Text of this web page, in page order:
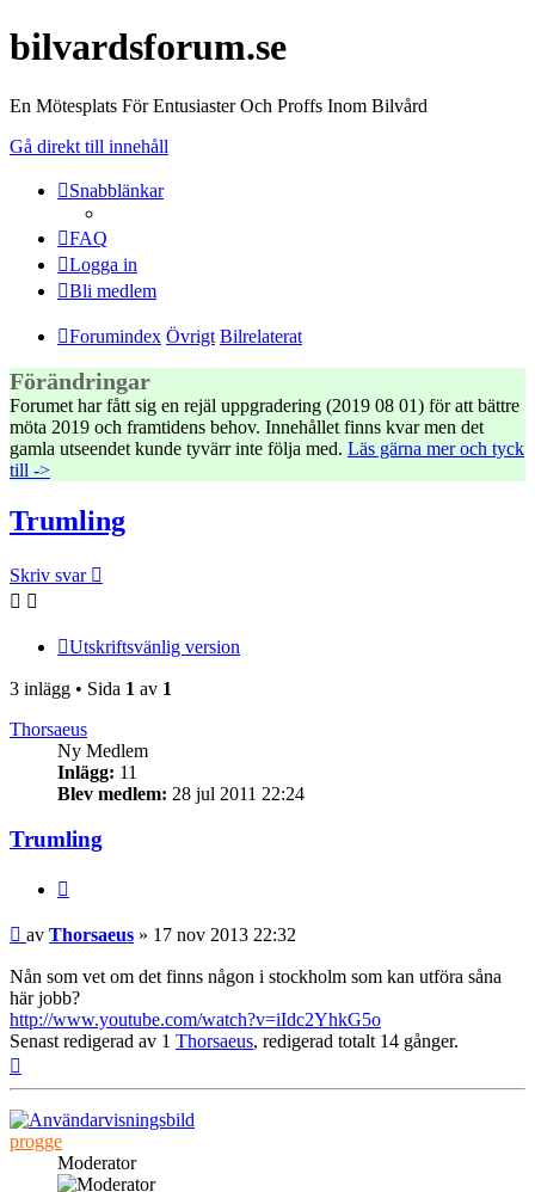
bilvardsforum.se
En Mötesplats För Entusiaster Och Proffs Inom Bilvård
Gå direkt till innehåll
Snabblänkar
FAQ
Logga in
Bli medlem
Forumindex Övrigt Bilrelaterat
Förändringar
Forumet har fått sig en rejäl uppgradering (2019 08 01) för att bättre
möta 2019 och framtidens behov. Innehållet finns kvar men det
gamla utseendet kunde tyvärr inte följa med. Läs gärna mer och tyck
till ->
Trumling
Skriv svar
Utskriftsvänlig version
3 inlägg • Sida 1 av 1
Thorsaeus
Ny Medlem
Inlägg: 11
Blev medlem: 28 jul 2011 22:24
Trumling
Inlägg
av Thorsaeus » 17 nov 2013 22:32
Nån som vet om det finns någon i stockholm som kan utföra såna
här jobb?
http://www.youtube.com/watch?v=iIdc2YhkG5o
Senast redigerad av 1 Thorsaeus, redigerad totalt 14 gånger.
progge
Moderator